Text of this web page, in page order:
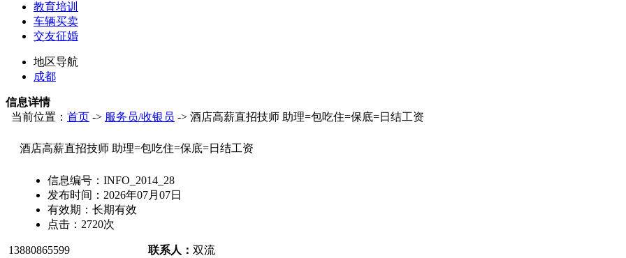
教育培训
车辆买卖
交友征婚
地区导航
成都
信息详情
当前位置： 首页 -> 服务员/收银员 -> 酒店高薪直招技师 助理=包吃住=保底=日结工资
酒店高薪直招技师 助理=包吃住=保底=日结工资
信息编号： INFO_2014_28
发布时间： 2026年07月07日
有效期： 长期有效
点击： 2720次
13880865599 联系人： 双流